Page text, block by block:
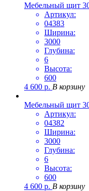
Мебельный щит
Артикул:
04383
Ширина:
3000
Глубина:
6
Высота:
600
4 600 р. В корзину
Мебельный щит
Артикул:
04382
Ширина:
3000
Глубина:
6
Высота:
600
4 600 р. В корзину